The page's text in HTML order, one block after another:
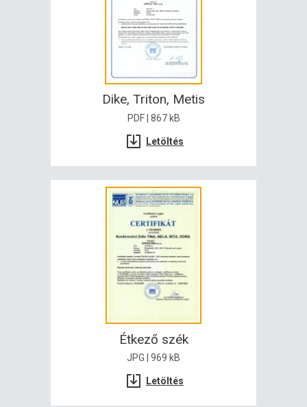
Dike, Triton, Metis
PDF | 867 kB
Letöltés
Étkező szék
JPG | 969 kB
Letöltés